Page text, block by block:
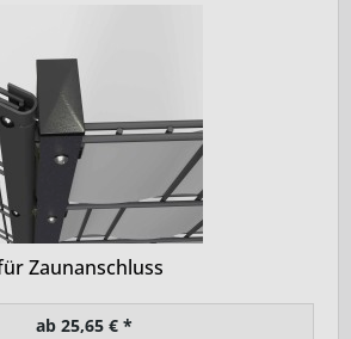
Zaunanschluss
ab 25,65 € *